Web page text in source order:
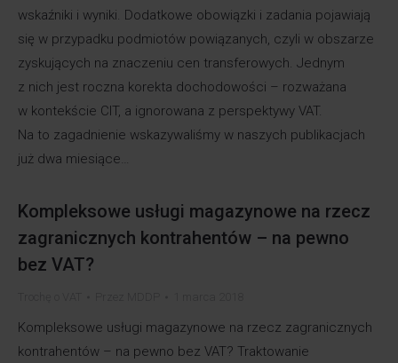
wskaźniki i wyniki. Dodatkowe obowiązki i zadania pojawiają
się w przypadku podmiotów powiązanych, czyli w obszarze
zyskujących na znaczeniu cen transferowych. Jednym
z nich jest roczna korekta dochodowości – rozważana
w kontekście CIT, a ignorowana z perspektywy VAT.
Na to zagadnienie wskazywaliśmy w naszych publikacjach
już dwa miesiące…
Kompleksowe usługi magazynowe na rzecz
zagranicznych kontrahentów – na pewno
bez VAT?
Kompleksowe usługi magazynowe na rzecz zagranicznych
kontrahentów – na pewno bez VAT? Traktowanie